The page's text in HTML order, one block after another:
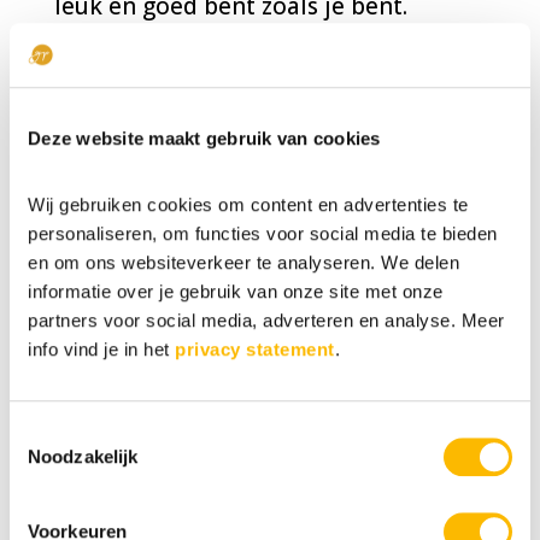
Deze website maakt gebruik van cookies
Wij gebruiken cookies om content en advertenties te
personaliseren, om functies voor social media te bieden
en om ons websiteverkeer te analyseren. We delen
informatie over je gebruik van onze site met onze
partners voor social media, adverteren en analyse. Meer
info vind je in het privacy statement.
Noodzakelijk
Voorkeuren
Overigens bedoel ik hier niet mee dat
beneden trekt, beperkt of je het
gevoel geeft dat er iets mis is met je.
Net zoals ze waarschijnlijk niet expres
of bewust aan je vragen om binnen de
gebaande paden te blijven. Vaak
genoeg is het simpelweg een
Daarom is het wel extra belangrijk dat